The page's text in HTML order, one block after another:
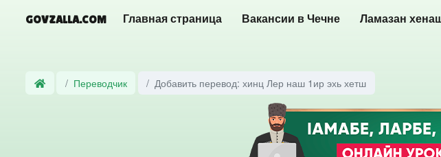
GOVZALLA.COM Главная страница Вакансии в Чечне Ламазан
Переводчик Добавить перевод: хинц Лер наш 1ир эхь хетш